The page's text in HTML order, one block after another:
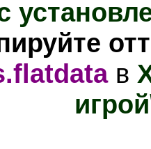
в
игрой